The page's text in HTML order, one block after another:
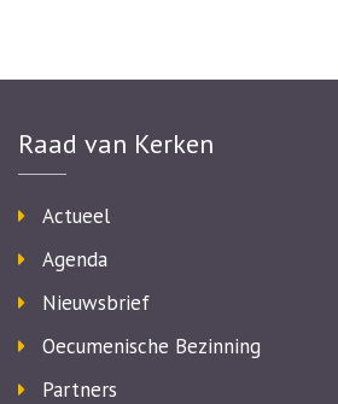
Raad van Kerken
Actueel
Agenda
Nieuwsbrief
Oecumenische Bezinning
Partners